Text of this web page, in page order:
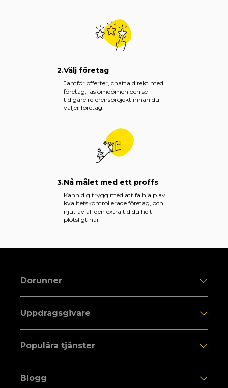
2.Välj företag
Jämför offerter, chatta direkt med
företag, läs omdömen och se
tidigare referensprojekt innan du
väljer företag.
3.Nå målet med ett proffs
Känn dig trygg med att få hjälp av
kvalitetskontrollerade företag, och
njut av all den extra tid du helt
plötsligt har!
Dorunner
Uppdragsgivare
Populära tjänster
Blogg